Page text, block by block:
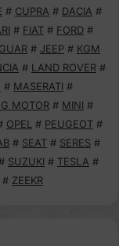
# CUPRA # DACIA #
# FIAT # FORD #
# JEEP # KGM
# LAND ROVER #
# MASERATI #
MOTOR # MINI #
OPEL # PEUGEOT #
# SEAT # SERES #
SUZUKI # TESLA #
# ZEEKR